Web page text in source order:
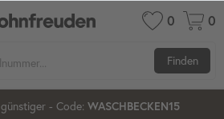
0 0
Finden
21 21 59
günstiger - Code: WASCHBECKEN15
20%